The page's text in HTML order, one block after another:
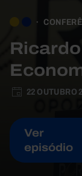
22 OUTUBRO
Ver
episódio